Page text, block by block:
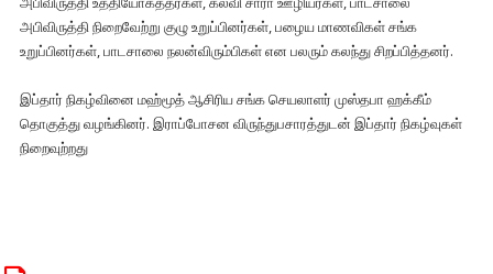
அபிவிருத்தி நிறைவேற்று குழு உறுப்பினர்கள், பழைய மாணவிகள் சங்க
உறுப்பினர்கள், பாடசாலை நலன்விரும்பிகள் என பலரும் கலந்து சிறப்பித்தனர்.
இப்தார் நிகழ்வினை மஹ்மூத் ஆசிரிய சங்க செயலாளர் முஸ்தபா ஹக்கீம்
தொகுத்து வழங்கினர். இராப்போசன விருந்துபசாரத்துடன் இப்தார் நிகழ்வுகள்
நிறைவுற்றது